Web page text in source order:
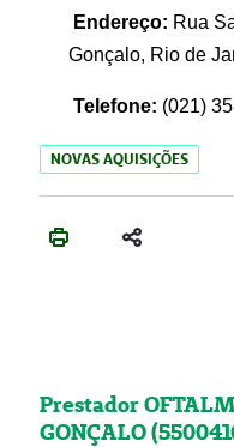
Endereço: Rua
Gonçalo, Rio de
Telefone: (021)
NOVAS AQUISIÇÕES
Prestador
GONÇALO